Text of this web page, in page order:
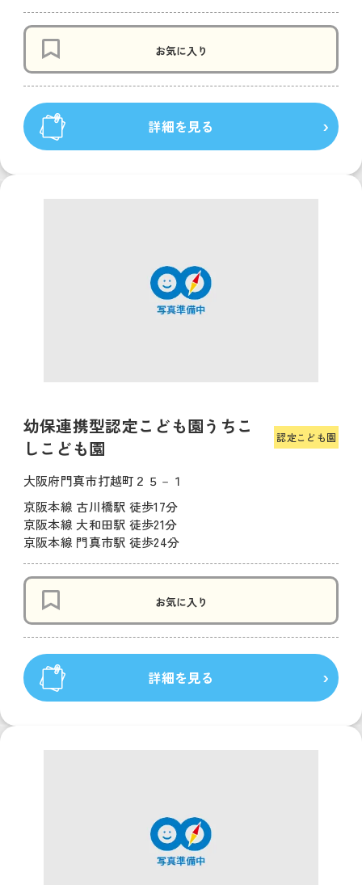
お気に入り
詳細を見る
幼保連携型認定こども園うちこ
しこども園
認定こども園
大阪府門真市打越町２５－１
京阪本線 古川橋駅 徒歩17分
京阪本線 大和田駅 徒歩21分
京阪本線 門真市駅 徒歩24分
お気に入り
詳細を見る